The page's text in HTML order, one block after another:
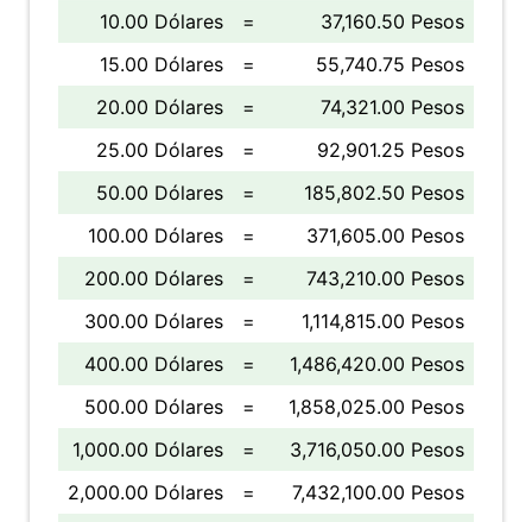
10.00 Dólares
=
37,160.50 Pesos
15.00 Dólares
=
55,740.75 Pesos
20.00 Dólares
=
74,321.00 Pesos
25.00 Dólares
=
92,901.25 Pesos
50.00 Dólares
=
185,802.50 Pesos
100.00 Dólares
=
371,605.00 Pesos
200.00 Dólares
=
743,210.00 Pesos
300.00 Dólares
=
1,114,815.00 Pesos
400.00 Dólares
=
1,486,420.00 Pesos
500.00 Dólares
=
1,858,025.00 Pesos
1,000.00 Dólares
=
3,716,050.00 Pesos
2,000.00 Dólares
=
7,432,100.00 Pesos